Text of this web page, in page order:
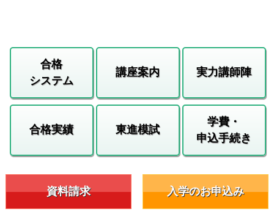
合格
システム
講座案内 実力講師陣
合格実績 東進模試
学費・
申込手続き
資料請求 入学のお申込み